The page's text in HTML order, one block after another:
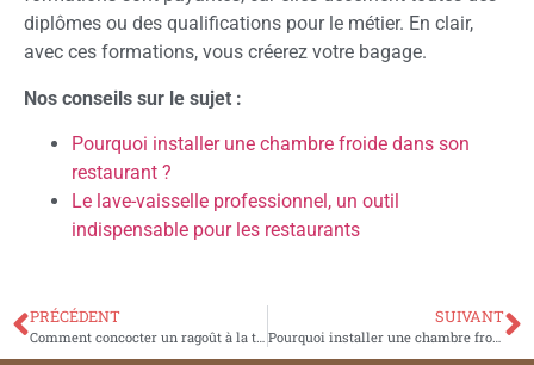
diplômes ou des qualifications pour le métier. En clair,
avec ces formations, vous créerez votre bagage.
Nos conseils sur le sujet :
Pourquoi installer une chambre froide dans son
restaurant ?
Le lave-vaisselle professionnel, un outil
indispensable pour les restaurants
PRÉCÉDENT SUIVANT
Pourquoi installer une chambre froide dans son restaurant ?